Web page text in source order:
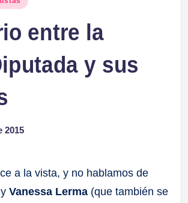
entre la
y sus
2015
a la vista, y no hablamos de
yVanessa Lerma (que también se